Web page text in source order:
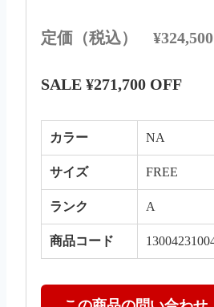
定価（税込） ¥324,500
SALE ¥271,700 OFF
カラー NA
サイズ FREE
ランク A
商品コード